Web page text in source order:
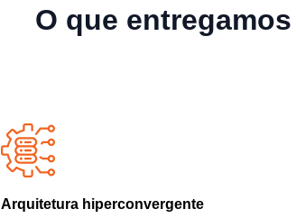
O que entregamos
Arquitetura hiperconvergente